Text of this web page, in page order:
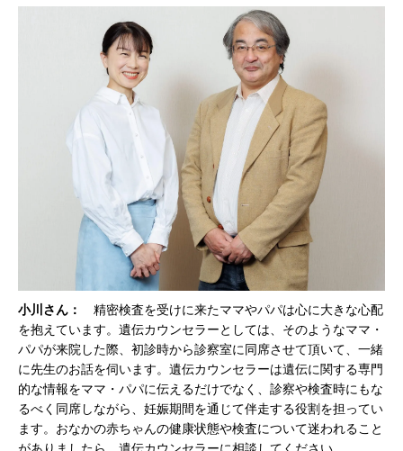
小川さん：
精密検査を受けに来たママやパパは心に大きな心配
を抱えています。遺伝カウンセラーとしては、そのようなママ・
パパが来院した際、初診時から診察室に同席させて頂いて、一緒
に先生のお話を伺います。遺伝カウンセラーは遺伝に関する専門
的な情報をママ・パパに伝えるだけでなく、診察や検査時にもな
るべく同席しながら、妊娠期間を通じて伴走する役割を担ってい
ます。おなかの赤ちゃんの健康状態や検査について迷われること